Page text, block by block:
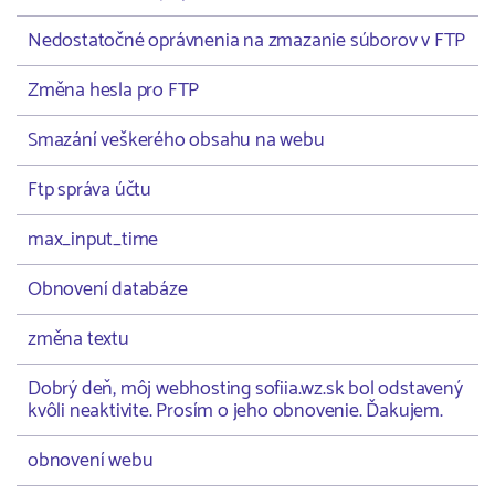
Nedostatočné oprávnenia na zmazanie súborov v FTP
Změna hesla pro FTP
Smazání veškerého obsahu na webu
Ftp správa účtu
max_input_time
Obnovení databáze
změna textu
Dobrý deň, môj webhosting sofiia.wz.sk bol odstavený
kvôli neaktivite. Prosím o jeho obnovenie. Ďakujem.
obnovení webu